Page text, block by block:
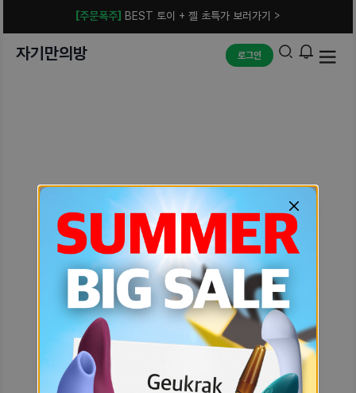
[주문폭주] BEST 토이 + 젤 초특가 보러가기 >
자기만의방 로그인
예상치 못한 에러입니다.